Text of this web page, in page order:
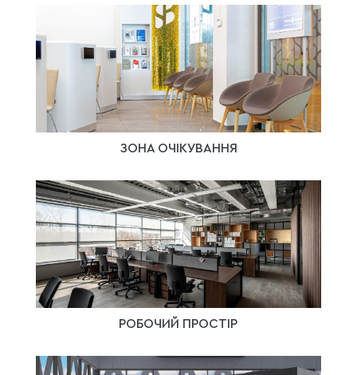
ЗОНА ОЧІКУВАННЯ
РОБОЧИЙ ПРОСТІР